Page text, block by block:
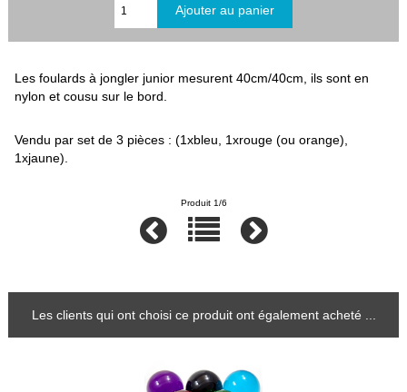
Les foulards à jongler junior mesurent 40cm/40cm, ils sont en
nylon et cousu sur le bord.
Vendu par set de 3 pièces : (1xbleu, 1xrouge (ou orange),
1xjaune).
Produit 1/6
Les clients qui ont choisi ce produit ont également acheté ...